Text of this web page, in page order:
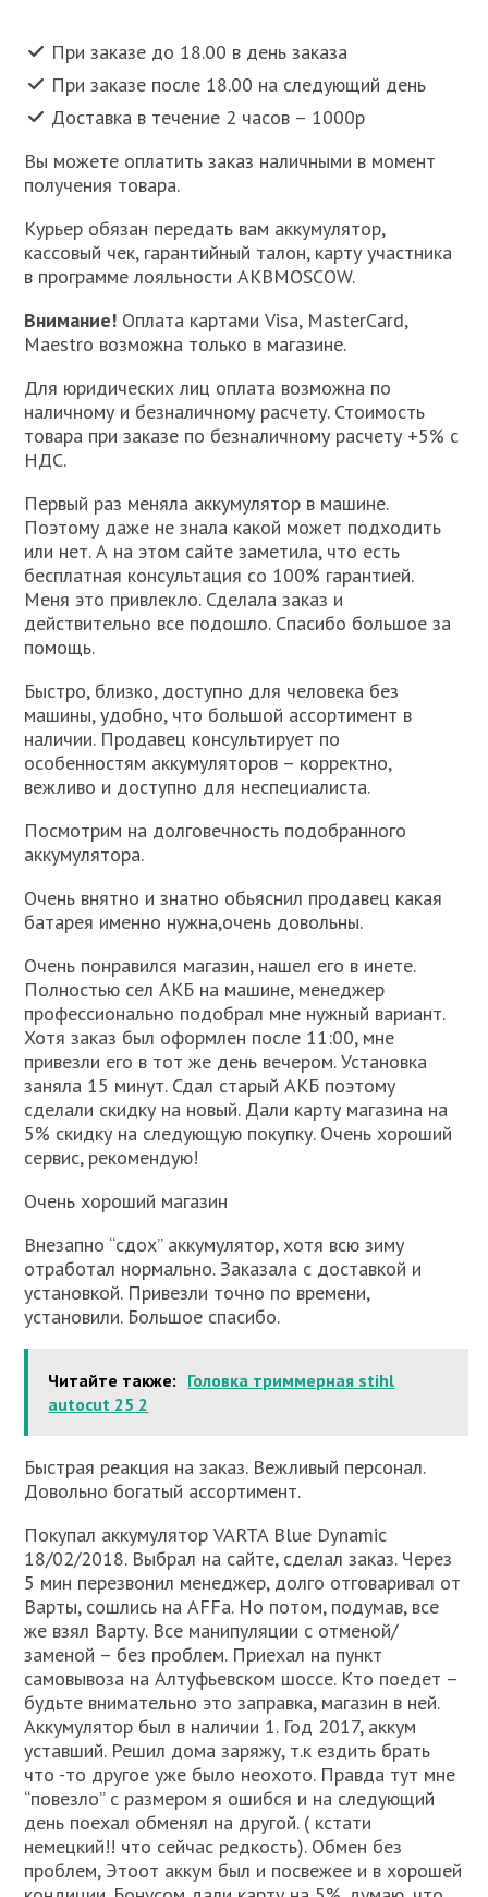
При заказе до 18.00 в день заказа
При заказе после 18.00 на следующий день
Доставка в течение 2 часов – 1000р
Вы можете оплатить заказ наличными в момент
получения товара.
Курьер обязан передать вам аккумулятор,
кассовый чек, гарантийный талон, карту участника
в программе лояльности AKBMOSCOW.
Внимание! Оплата картами Visa, MasterCard,
Maestro возможна только в магазине.
Для юридических лиц оплата возможна по
наличному и безналичному расчету. Стоимость
товара при заказе по безналичному расчету +5% с
НДС.
Первый раз меняла аккумулятор в машине.
Поэтому даже не знала какой может подходить
или нет. А на этом сайте заметила, что есть
бесплатная консультация со 100% гарантией.
Меня это привлекло. Сделала заказ и
действительно все подошло. Спасибо большое за
помощь.
Быстро, близко, доступно для человека без
машины, удобно, что большой ассортимент в
наличии. Продавец консультирует по
особенностям аккумуляторов – корректно,
вежливо и доступно для неспециалиста.
Посмотрим на долговечность подобранного
аккумулятора.
Очень внятно и знатно обьяснил продавец какая
батарея именно нужна,очень довольны.
Очень понравился магазин, нашел его в инете.
Полностью сел АКБ на машине, менеджер
профессионально подобрал мне нужный вариант.
Хотя заказ был оформлен после 11:00, мне
привезли его в тот же день вечером. Установка
заняла 15 минут. Сдал старый АКБ поэтому
сделали скидку на новый. Дали карту магазина на
5% скидку на следующую покупку. Очень хороший
сервис, рекомендую!
Очень хороший магазин
Внезапно “сдох” аккумулятор, хотя всю зиму
отработал нормально. Заказала с доставкой и
установкой. Привезли точно по времени,
установили. Большое спасибо.
Читайте также: Головка триммерная stihl
autocut 25 2
Быстрая реакция на заказ. Вежливый персонал.
Довольно богатый ассортимент.
Покупал аккумулятор VARTA Blue Dynamic
18/02/2018. Выбрал на сайте, сделал заказ. Через
5 мин перезвонил менеджер, долго отговаривал от
Варты, сошлись на AFFa. Но потом, подумав, все
же взял Варту. Все манипуляции с отменой/
заменой – без проблем. Приехал на пункт
самовывоза на Алтуфьевском шоссе. Кто поедет –
будьте внимательно это заправка, магазин в ней.
Аккумулятор был в наличии 1. Год 2017, аккум
уставший. Решил дома заряжу, т.к ездить брать
что -то другое уже было неохото. Правда тут мне
“повезло” с размером я ошибся и на следующий
день поехал обменял на другой. ( кстати
немецкий!! что сейчас редкость). Обмен без
проблем, Этоот аккум был и посвежее и в хорошей